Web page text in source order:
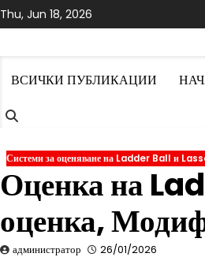
Skip
to
Thu, Jun 18, 2026
ВСИЧКИ ПУБЛИКАЦИИ
Системи за оценяване на Ladder Ball и
Оценка на
оценка,
администратор 26/01/2026